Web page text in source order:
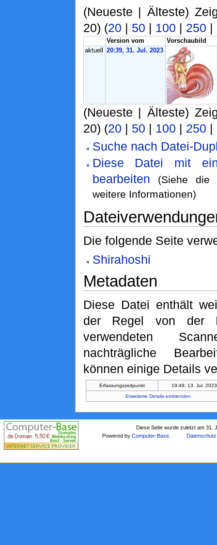
(Neueste | Älteste)
20) (20 | 50 | 100 | 250 |
Version vom
Vorschaubild
aktuell
20:39, 31. Jul. 2023
(Neueste | Älteste)
20) (20 | 50 | 100 | 250 |
Suche nach Datei-
Diese Datei mit
bearbeiten
(Siehe die
weitere Informationen)
Die folgende Seite
Shirahoshi
Metadaten
Diese Datei enthält
der Regel von der
verwendeten
nachträgliche
können einige Details
Erfassungszeitpunkt
19:49, 13. Jul. 2023
Erweiterte Details einblenden
Diese Seite wurde zuletzt am 31.
Powered byComputer-Base Datenschutz